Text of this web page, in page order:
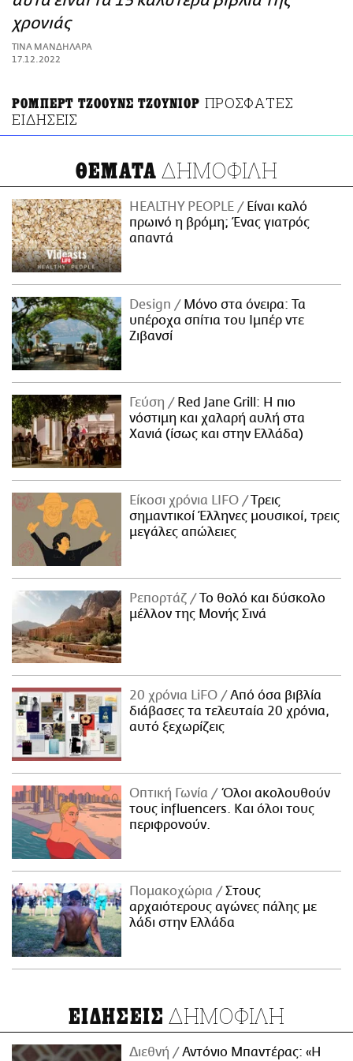
ΑΜΠΑ
PRINT
χρονιάς
ΤΙΝΑ ΜΑΝΔΗΛΑΡΑ
17.12.2022
ΡΟΜΠΕΡΤ ΤΖΟΟΥΝΣ ΤΖΟΥΝΙΟΡ ΠΡΟΣΦΑΤΕΣ
ΕΙΔΗΣΕΙΣ
ΘΕΜΑΤΑ ΔΗΜΟΦΙΛΗ
HEALTHY PEOPLE
Είναι καλό
πρωινό η βρόμη; Ένας γιατρός
απαντά
Design
Μόνο στα όνειρα: Τα
υπέροχα σπίτια του Ιμπέρ ντε
Ζιβανσί
Γεύση
Red Jane Grill: Η πιο
νόστιμη και χαλαρή αυλή στα
Χανιά (ίσως και στην Ελλάδα)
Είκοσι χρόνια LIFO
Tρεις
σημαντικοί Έλληνες μουσικοί, τρεις
μεγάλες απώλειες
Ρεπορτάζ
Το θολό και δύσκολο
μέλλον της Μονής Σινά
20 χρόνια LiFO
Από όσα βιβλία
διάβασες τα τελευταία 20 χρόνια,
αυτό ξεχωρίζεις
Οπτική Γωνία
Όλοι ακολουθούν
τους influencers. Και όλοι τους
περιφρονούν.
Πομακοχώρια
Στους
αρχαιότερους αγώνες πάλης με
λάδι στην Ελλάδα
ΕΙΔΗΣΕΙΣ ΔΗΜΟΦΙΛΗ
Διεθνή Αντόνιο Μπαντέρας: «Η